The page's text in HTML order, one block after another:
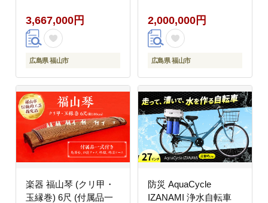
ーメイド 人気 おすすめ
広島県 福山市】
[BAAG001]
3,667,000円
広島県 福山市
海鮮 酒 焼酎 布団 寝具
枕 家具 お菓子 寄附
[BAZZ020]
2,000,000円
広島県 福山市
楽器 福山琴 (クリ甲・
玉縁巻) 6尺 (付属品一
防災 AquaCycle
IZANAMI 浄水自転車